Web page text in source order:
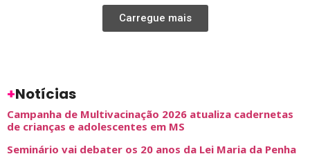
Carregue mais
+Notícias
Campanha de Multivacinação 2026 atualiza cadernetas
de crianças e adolescentes em MS
Seminário vai debater os 20 anos da Lei Maria da Penha